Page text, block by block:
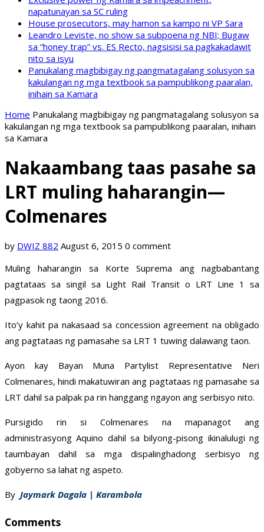
napatunayan sa SC ruling
House prosecutors, may hamon sa kampo ni VP Sara
Leandro Leviste, no show sa subpoena ng NBI; Bugaw
sa “honey trap” vs. ES Recto, nagsisisi sa pagkakadawit
nito sa isyu
Panukalang magbibigay ng pangmatagalang solusyon sa
kakulangan ng mga textbook sa pampublikong paaralan,
inihain sa Kamara
Home Panukalang magbibigay ng pangmatagalang solusyon sa
kakulangan ng mga textbook sa pampublikong paaralan, inihain
sa Kamara
Nakaambang taas pasahe sa
LRT muling haharangin—
Colmenares
by DWIZ 882 August 6, 2015 0 comment
Muling haharangin sa Korte Suprema ang nagbabantang
pagtataas sa singil sa Light Rail Transit o LRT Line 1 sa
pagpasok ng taong 2016.
Ito’y kahit pa nakasaad sa concession agreement na obligado
ang pagtataas ng pamasahe sa LRT 1 tuwing dalawang taon.
Ayon kay Bayan Muna Partylist Representative Neri
Colmenares, hindi makatuwiran ang pagtataas ng pamasahe sa
LRT dahil sa palpak pa rin hanggang ngayon ang serbisyo nito.
Pursigido rin si Colmenares na mapanagot ang
administrasyong Aquino dahil sa bilyong-pisong ikinalulugi ng
taumbayan dahil sa mga dispalinghadong serbisyo ng
gobyerno sa lahat ng aspeto.
By Jaymark Dagala | Karambola
Comments